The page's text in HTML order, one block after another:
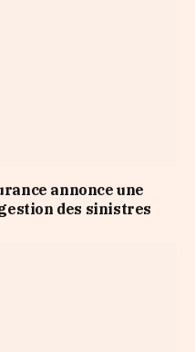
annonce une
des sinistres